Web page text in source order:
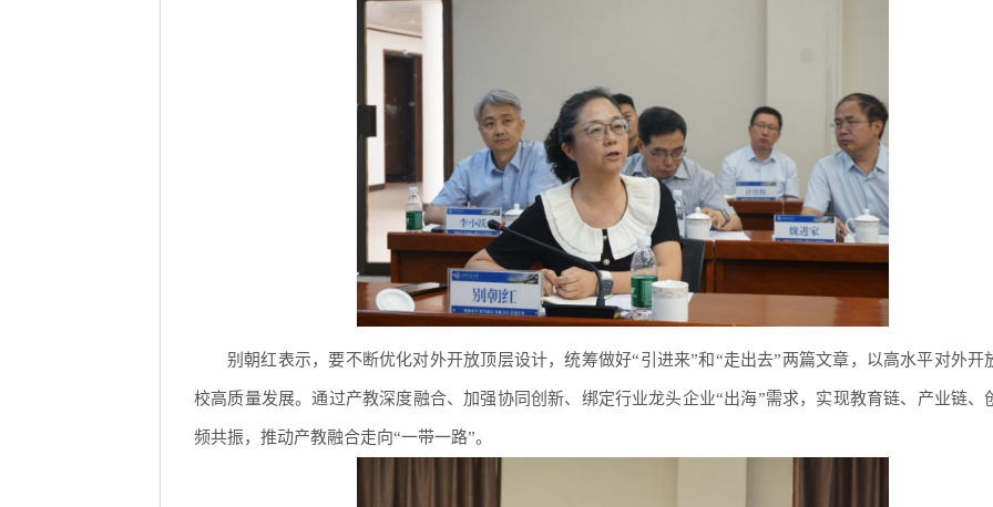
别朝红表示，要不断优化对外开放顶层设计，统筹做好“引进来”和“走出去”两篇文章，以高水平对外开
校高质量发展。通过产教深度融合、加强协同创新、绑定行业龙头企业“出海”需求，实现教育链、产业链、
频共振，推动产教融合走向“一带一路”。